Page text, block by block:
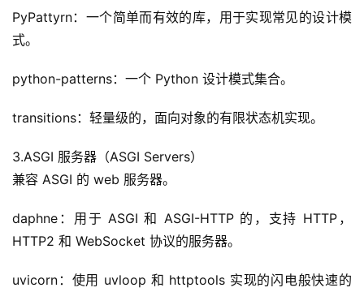
PyPattyrn：一个简单而有效的库，用于实现常见的设计模
式。
python-patterns：一个 Python 设计模式集合。
transitions：轻量级的，面向对象的有限状态机实现。
3.ASGI 服务器（ASGI Servers）
兼容 ASGI 的 web 服务器。
daphne：用于 ASGI 和 ASGI-HTTP 的，支持 HTTP，
HTTP2 和 WebSocket 协议的服务器。
uvicorn：使用 uvloop 和 httptools 实现的闪电般快速的